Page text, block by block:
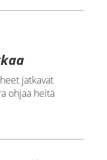
jatkavat
ohjaa heitä